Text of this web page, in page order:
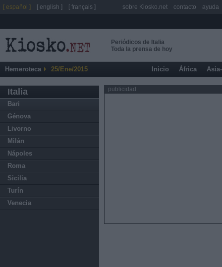
Periódicos de Italia
Toda la prensa de hoy
Hemeroteca 25/Ene/2015 Inicio África
Italia
Bari
Génova
Livorno
Milán
Nápoles
Roma
Sicilia
Turín
Venecia
publicidad
[ español ] [ english ] [ français ] sobre Kiosko.net contacto ayuda